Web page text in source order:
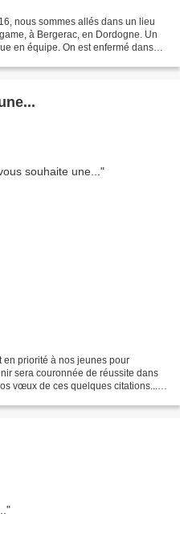
nous sommes allés dans un lieu
à Bergerac, en Dordogne. Un
en équipe. On est enfermé dans
priorité à nos jeunes pour
sera couronnée de réussite dans
vœux de ces quelques citations... à